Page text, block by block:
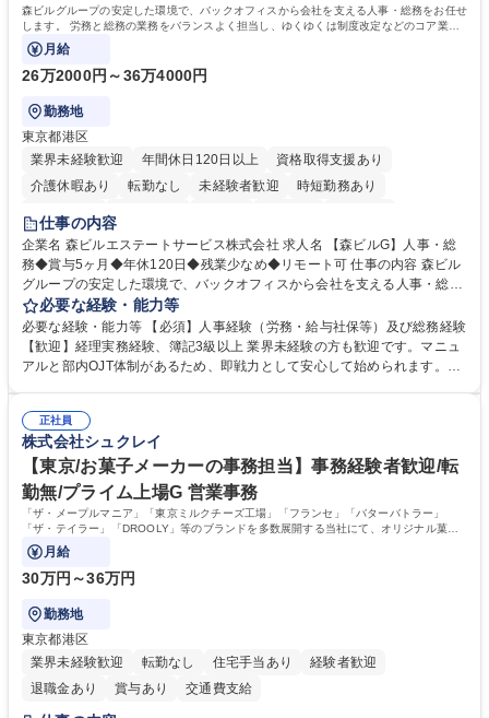
森ビルグループの安定した環境で、バックオフィスから会社を支える人事・総務をお任せ
します。 労務と総務の業務をバランスよく担当し、ゆくゆくは制度改定などのコア業務
にも挑戦できる、やりがいある環境です。
月給
26万2000円～36万4000円
勤務地
東京都港区
業界未経験歓迎
年間休日120日以上
資格取得支援あり
介護休暇あり
転勤なし 未経験者歓迎
時短勤務あり
経験者歓迎
完全週休2日制
交通費支給 長期歓迎 駅近5分以内 土日祝休み
仕事の内容
企業名 森ビルエステートサービス株式会社 求人名 【森ビルG】人事・総
務◆賞与5ヶ月◆年休120日◆残業少なめ◆リモート可 仕事の内容 森ビル
グループの安定した環境で、バックオフィスから会社を支える人事・総務
をお任せします。 労務と総務の業務をバランスよく担当し、ゆくゆくは制
度改定などのコア業務にも挑戦できる、やりがいある環境です。 ■勤怠管
理、給与計算、社会保険手続き、年末調整等の労務管理全般 ■入退社手続
き、社内規定の改定や人事制度改定などのコア業務 ■社内イベントの企画
でも質問・相談できる環境が整っているため、安心して成長できます。 募
集職種 【森ビルG】人事・総務◆賞与5ヶ月◆年休120日◆残業少なめ◆
リモート可
必要な経験・能力等
必要な経験・能力等 【必須】人事経験（労務・給与社保等）及び総務経験
【歓迎】経理実務経験、簿記3級以上 業界未経験の方も歓迎です。マニュ
アルと部内OJT体制があるため、即戦力として安心して始められます。
務に挑戦できるため、自身の成長と組織への貢献度をダイレクトに実感で
きます。 残業少なめ、週1日リモート可など、ワークライフバランスを保
ち長期活躍できる環境です。 「これまでの幅広い経験を活かし、長期的な
キャリアを築きたい」という前向きな意欲と挑戦を全力で応援します。 学
歴・資格 学歴：大学院 大学 高専 短大 専修学校 高校 語学力： 資格：日商
簿記検定1級 日商簿記検定2級 日商簿記検定3級
正社員
株式会社シュクレイ
【東京/お菓子メーカーの事務担当】事務経験者歓迎/転
勤無/プライム上場G 営業事務
「ザ・メープルマニア」「東京ミルクチーズ工場」「フランセ」「バターバトラー」
「ザ・テイラー」「DROOLY」等のブランドを多数展開する当社にて、オリジナル菓子
ブランド商品の事務業務をお任せいたします。
月給
30万円～36万円
勤務地
東京都港区
業界未経験歓迎
転勤なし 住宅手当あり
経験者歓迎
退職金あり
賞与あり 交通費支給